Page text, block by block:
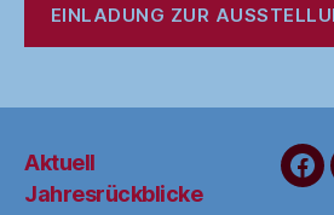
EINLADUNG ZUR
Aktuell
Jahresrückblicke